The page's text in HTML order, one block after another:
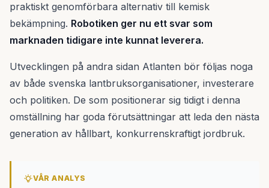
praktiskt genomförbara alternativ till kemisk
bekämpning. Robotiken ger nu ett svar som
marknaden tidigare inte kunnat leverera.
Utvecklingen på andra sidan Atlanten bör följas noga
av både svenska lantbruksorganisationer, investerare
och politiken. De som positionerar sig tidigt i denna
omställning har goda förutsättningar att leda den nästa
generation av hållbart, konkurrenskraftigt jordbruk.
VÅR ANALYS